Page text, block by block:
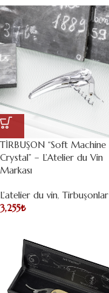
TİRBUŞON “Soft Machine
Crystal” – L’Atelier du Vin
Markası
L’atelier du vin, Tirbuşonlar
3,255₺